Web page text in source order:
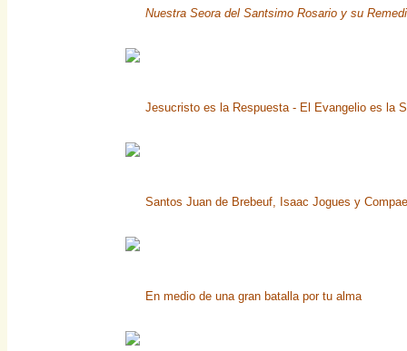
Nuestra Seora del Santsimo Rosario y su
Jesucristo es la Respuesta - El Evangelio es la
Santos Juan de Brebeuf, Isaac Jogues y
En medio de una gran batalla por tu alma